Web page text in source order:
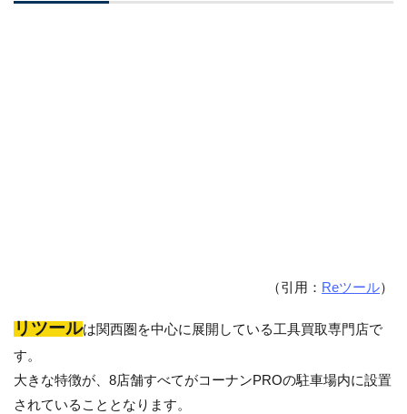
（引用： Reツール）
リツールは関西圏を中心に展開している工具買取専門店で
す。
大きな特徴が、8店舗すべてがコーナンPROの駐車場内に設置
されていることとなります。